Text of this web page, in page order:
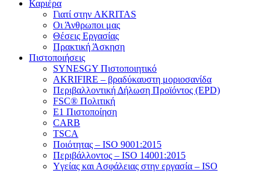
Καριέρα
Γιατί στην AKRITAS
Οι Άνθρωποι μας
Θέσεις Εργασίας
Πρακτική Άσκηση
Πιστοποιήσεις
SYNESGY Πιστοποιητικό
AKRIFIRE – βραδύκαυστη μοριοσανίδα
Περιβαλλοντική Δήλωση Προϊόντος (EPD)
FSC® Πολιτική
E1 Πιστοποίηση
CARB
TSCA
Πoιότητας – ISO 9001:2015
Περιβάλλοντος – ISO 14001:2015
Yγείας και Ασφάλειας στην εργασία – ISO